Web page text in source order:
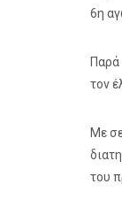
6η
Παρά
τον
Με
του